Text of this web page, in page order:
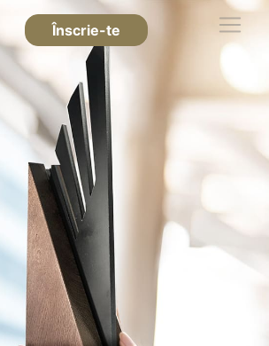
Înscrie-te